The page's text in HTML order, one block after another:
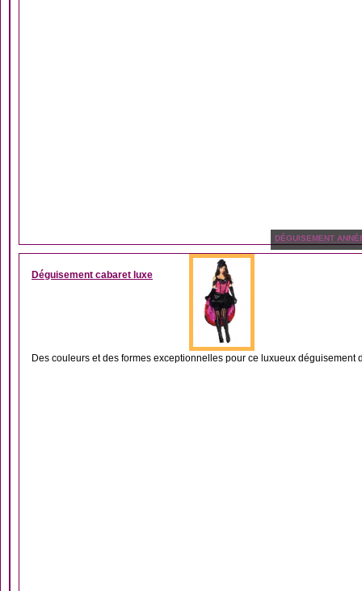
DÉGUISEMENT
Déguisement cabaret luxe
Des couleurs et des formes exceptionnelles pour ce luxueux déguisement